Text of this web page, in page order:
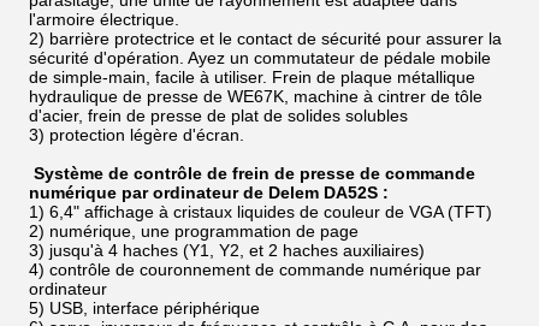
l'armoire électrique.
2) barrière protectrice et le contact de sécurité pour assurer la
sécurité d'opération. Ayez un commutateur de pédale mobile
de simple-main, facile à utiliser. Frein de plaque métallique
hydraulique de presse de WE67K, machine à cintrer de tôle
d'acier, frein de presse de plat de solides solubles
3) protection légère d'écran.
Système de contrôle de frein de presse de commande
numérique par ordinateur de Delem DA52S :
1) 6,4" affichage à cristaux liquides de couleur de VGA (TFT)
2) numérique, une programmation de page
3) jusqu'à 4 haches (Y1, Y2, et 2 haches auxiliaires)
4) contrôle de couronnement de commande numérique par
ordinateur
5) USB, interface périphérique